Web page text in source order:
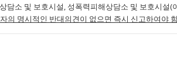
담소 및 보호시설, 성폭력피해상담소 및 보호시설(
의 명시적인 반대의견이 없으면 즉시 신고하여야